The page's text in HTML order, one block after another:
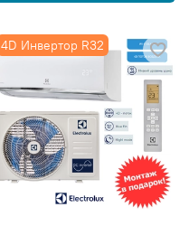
4D Инвертор R32